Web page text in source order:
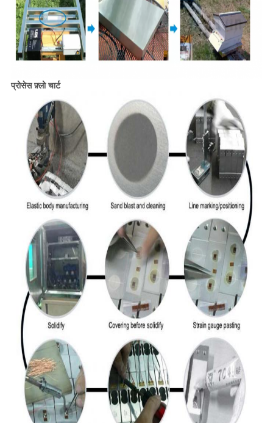
प्रोसेस फ़्लो चार्ट